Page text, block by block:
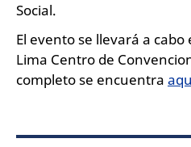
Social.
El evento se llevará a cabo
Lima Centro de
completo se encuentra